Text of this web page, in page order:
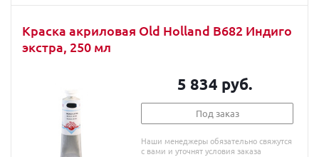
Краска акриловая Old Holland B682 Индиго
экстра, 250 мл
5 834 руб.
Под заказ
Наши менеджеры обязательно свяжутся
с вами и уточнят условия заказа